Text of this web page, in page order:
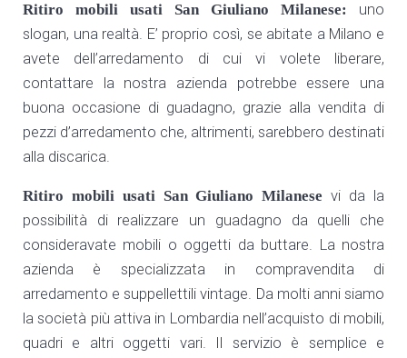
Ritiro mobili usati San Giuliano Milanese:
uno
slogan, una realtà. E’ proprio così, se abitate a Milano e
avete dell’arredamento di cui vi volete liberare,
contattare la nostra azienda potrebbe essere una
buona occasione di guadagno, grazie alla vendita di
pezzi d’arredamento che, altrimenti, sarebbero destinati
alla discarica.
Ritiro mobili usati San Giuliano Milanesevi da la
possibilità di realizzare un guadagno da quelli che
consideravate mobili o oggetti da buttare. La nostra
azienda è specializzata in compravendita di
arredamento e suppellettili vintage. Da molti anni siamo
la società più attiva in Lombardia nell’acquisto di mobili,
quadri e altri oggetti vari. Il servizio è semplice e